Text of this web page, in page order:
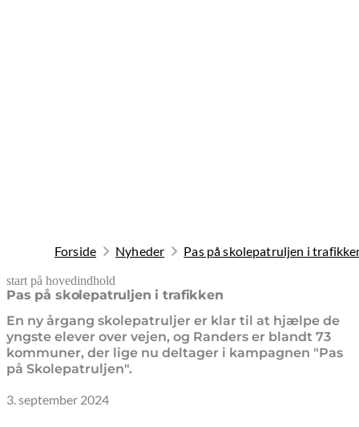
Forside Nyheder Pas på skolepatruljen i
start på hovedindhold
Pas på skolepatruljen i trafikken
En ny årgang skolepatruljer er klar til at hjælpe de
yngste elever over vejen, og Randers er blandt 73
kommuner, der lige nu deltager i kampagnen "Pas
på Skolepatruljen".
3. september 2024
senest opdateret 19. februar 2026